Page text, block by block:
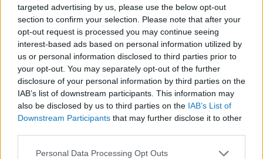
targeted advertising by us, please use the below opt-out
section to confirm your selection. Please note that after your
opt-out request is processed you may continue seeing
interest-based ads based on personal information utilized by
us or personal information disclosed to third parties prior to
your opt-out. You may separately opt-out of the further
disclosure of your personal information by third parties on the
IAB’s list of downstream participants. This information may
also be disclosed by us to third parties on the IAB’s List of
Downstream Participants that may further disclose it to other
Please note that this website/app uses one or more Google
Personal Data Processing Opt Outs
Tetszik 0